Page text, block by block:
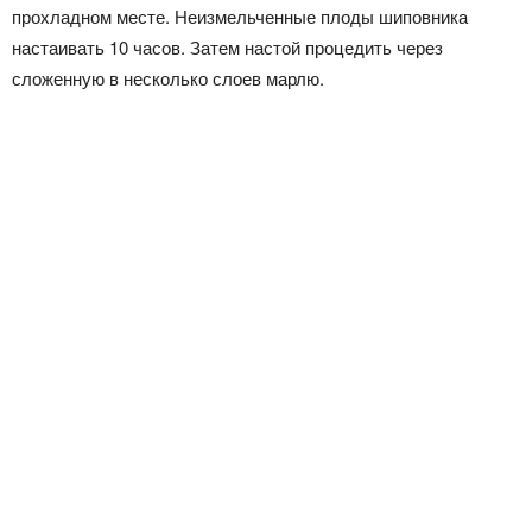
прохладном месте. Неизмельченные плоды шиповника
настаивать 10 часов. Затем настой процедить через
сложенную в несколько слоев марлю.